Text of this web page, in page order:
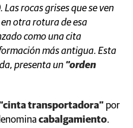
rocas grises que se ven
otra rotura de esa
como una cita
más antigua. Esta
presenta un “orden
transportadora” por
cabalgamiento.